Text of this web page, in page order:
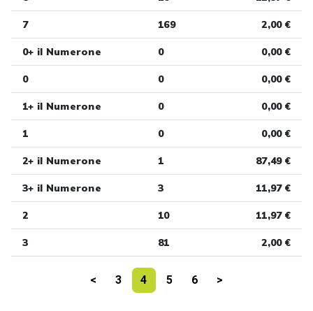
7 169 2,00 €
0+ il Numerone 0 0,00 €
0 0 0,00 €
1+ il Numerone 0 0,00 €
1 0 0,00 €
2+ il Numerone 1 87,49 €
3+ il Numerone 3 11,97 €
2 10 11,97 €
3 81 2,00 €
< 3 4 5 6 >